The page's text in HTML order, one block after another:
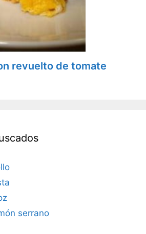
revuelto de tomate
serrano